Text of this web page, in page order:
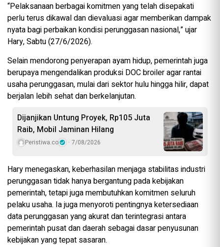
“Pelaksanaan berbagai komitmen yang telah disepakati
perlu terus dikawal dan dievaluasi agar memberikan dampak
nyata bagi perbaikan kondisi perunggasan nasional,” ujar
Hary, Sabtu (27/6/2026).
Selain mendorong penyerapan ayam hidup, pemerintah juga
berupaya mengendalikan produksi DOC broiler agar rantai
usaha perunggasan, mulai dari sektor hulu hingga hilir, dapat
berjalan lebih sehat dan berkelanjutan.
Dijanjikan Untung Proyek, Rp105 Juta
Raib, Mobil Jaminan Hilang
Peristiwa.co 7/08/2026
Hary menegaskan, keberhasilan menjaga stabilitas industri
perunggasan tidak hanya bergantung pada kebijakan
pemerintah, tetapi juga membutuhkan komitmen seluruh
pelaku usaha. Ia juga menyoroti pentingnya ketersediaan
data perunggasan yang akurat dan terintegrasi antara
pemerintah pusat dan daerah sebagai dasar penyusunan
kebijakan yang tepat sasaran.